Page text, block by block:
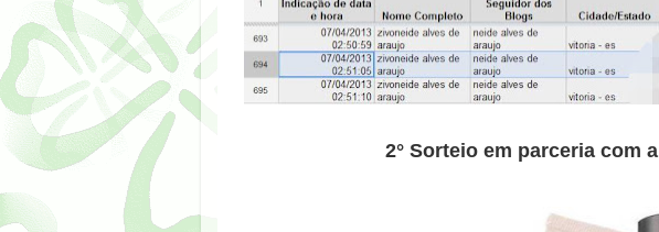
2° Sorteio em parceria com a